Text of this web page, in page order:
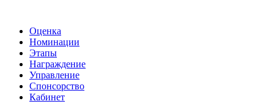
Оценка
Номинации
Этапы
Награждение
Управление
Спонсорство
Кабинет